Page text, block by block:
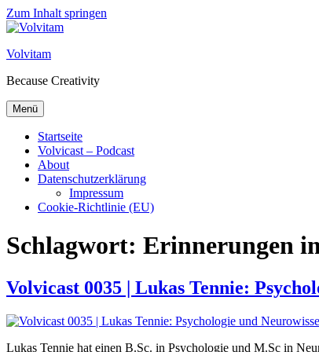
Zum Inhalt springen
Volvitam
Because Creativity
Menü
Startseite
Volvicast – Podcast
About
Datenschutzerklärung
Impressum
Cookie-Richtlinie (EU)
Schlagwort: Erinnerungen
Volvicast 0035 | Lukas Tennie:
Lukas Tennie hat einen B.Sc. in Psychologie und M.Sc in